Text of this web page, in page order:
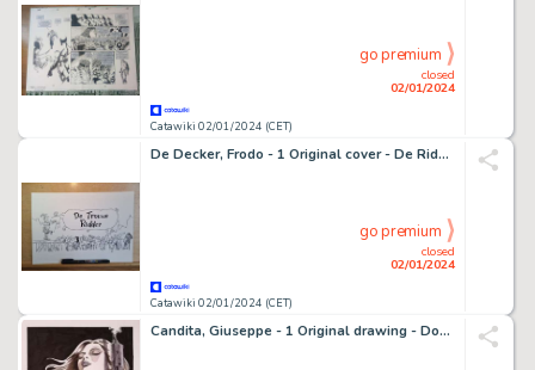
Catawiki 02/01/2024 (CET)
closed
02/01/2024
go premium
De Decker, Frodo - 1 Original cover - De Ridder - De Trouwe Ridder - 2023
Catawiki 02/01/2024 (CET)
closed
02/01/2024
go premium
Candita, Giuseppe - 1 Original drawing - Domino